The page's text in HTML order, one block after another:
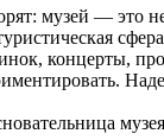
музей — это
концерты,